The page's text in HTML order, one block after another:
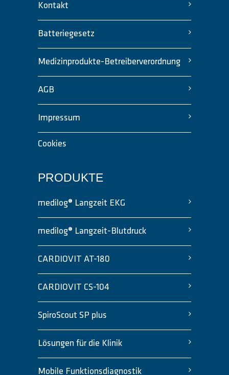
Kontakt
Batteriegesetz
Medizinprodukte-Betreiberverordnung
AGB
Impressum
Cookies
PRODUKTE
medilog® Langzeit EKG
medilog® Langzeit-Blutdruck
CARDIOVIT AT-180
CARDIOVIT CS-104
SpiroScout SP plus
Lösungen für die Klinik
Mobile Funktionsdiagnostik